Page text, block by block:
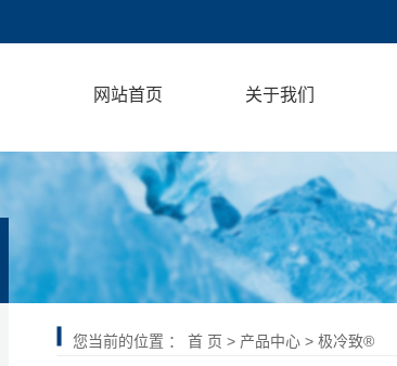
网站首页 关于我们
您当前的位置 ： 首 页 > 产品中心 > 极冷致®